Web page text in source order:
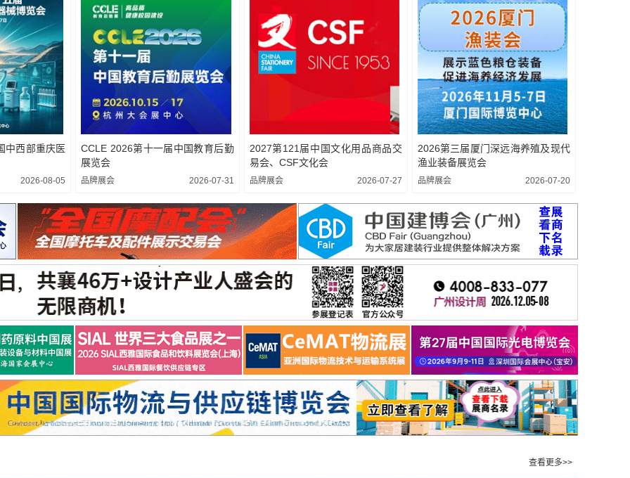
中西部重庆医
2026-08-05
CCLE 2026第十一届中国教育后勤
展览会
品牌展会 2026-07-31
2027第121届中国文化用品商品交
易会、CSF文化会
品牌展会 2026-07-27
2026第三届厦门深远海养殖及现代
渔业装备展览会
品牌展会 2026-07-20
查看更多>>